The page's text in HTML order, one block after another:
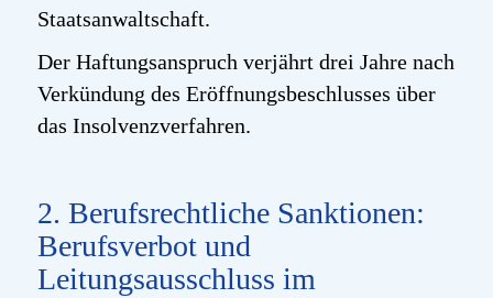
Staatsanwaltschaft.
Der Haftungsanspruch verjährt drei Jahre nach
Verkündung des Eröffnungsbeschlusses über
das Insolvenzverfahren.
2. Berufsrechtliche Sanktionen:
Berufsverbot und
Leitungsausschluss im